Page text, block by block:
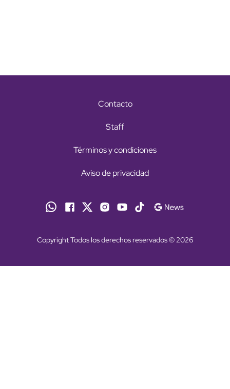
Contacto
Staff
Términos y condiciones
Aviso de privacidad
Copyright Todos los derechos reservados © 2026